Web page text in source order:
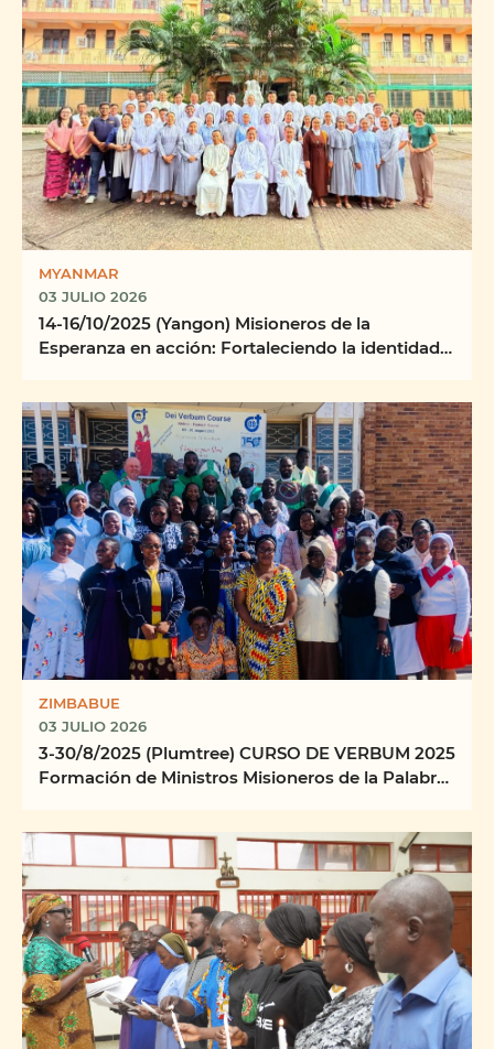
MYANMAR
03 JULIO 2026
14-16/10/2025 (Yangon) Misioneros de la
Esperanza en acción: Fortaleciendo la identidad,
ZIMBABUE
03 JULIO 2026
3-30/8/2025 (Plumtree) CURSO DE VERBUM 2025
Formación de Ministros Misioneros de la Palabra